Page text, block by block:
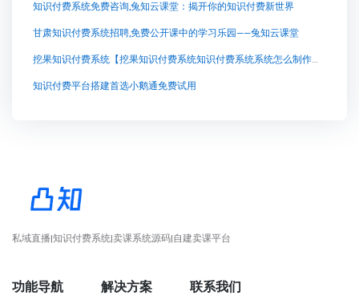
知识付费系统免费咨询,兔知云课堂：揭开你的知识付费新世界
甘肃知识付费系统招聘,免费公开课中的学习乐园——兔知云课堂
挖果知识付费系统【挖果知识付费系统知识付费系统系统怎么制作，知识付费系统搭建使用教程】
知识付费平台搭建首选小鹅通免费试用
私域直播|知识付费系统|卖课系统源码|自建卖课平台
功能导航 解决方案 联系我们